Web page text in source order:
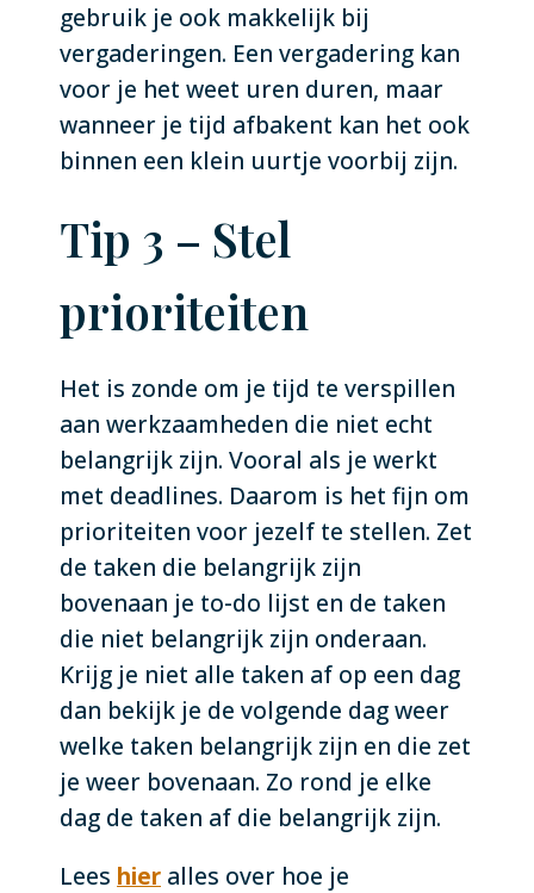
gebruik je ook makkelijk bij
vergaderingen. Een vergadering kan
voor je het weet uren duren, maar
wanneer je tijd afbakent kan het ook
binnen een klein uurtje voorbij zijn.
Tip 3 – Stel
prioriteiten
Het is zonde om je tijd te verspillen
aan werkzaamheden die niet echt
belangrijk zijn. Vooral als je werkt
met deadlines. Daarom is het fijn om
prioriteiten voor jezelf te stellen. Zet
de taken die belangrijk zijn
bovenaan je to-do lijst en de taken
die niet belangrijk zijn onderaan.
Krijg je niet alle taken af op een dag
dan bekijk je de volgende dag weer
welke taken belangrijk zijn en die zet
je weer bovenaan. Zo rond je elke
dag de taken af die belangrijk zijn.
Lees hier alles over hoe je